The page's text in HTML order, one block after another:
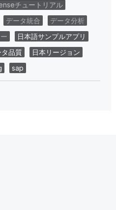
チュートリアル
データ統合
データ分析
日本語サンプルアプリ
品質
日本リージョン
sap